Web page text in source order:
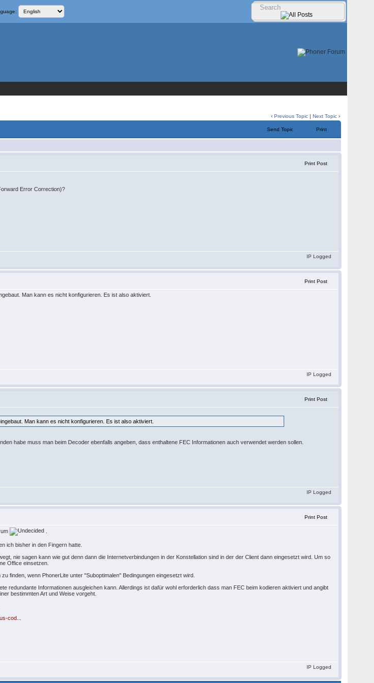
‹Previous Topic |Next Topic ›
Send Topic Print
Print Post
Error Correction)?
IP Logged
Print Post
Man kann es nicht konfigurieren. Es ist also aktiviert.
IP Logged
Print Post
Man kann es nicht konfigurieren. Es ist also aktiviert.
habe muss man beim Decoder ebenfalls angeben, dass enthaltene FEC Informationen auch verwendet werden sollen.
IP Logged
Print Post
ich bisher in den Fingern hatte.
nie sagen kann wie gut denn dann die Internetverbindungen in der Konstellation sind in der der Client dann eingesetzt wird. Um so
Office einsetzen.
finden, wenn PhonerLite unter "Suboptimalen" Bedingungen eingesetzt wird.
redundante Informationen ausgleichen kann. Allerdings ist dafür wohl erforderlich dass man FEC beim kodieren aktiviert und angibt
bestimmten Art und Weise vorgeht.
cod...
IP Logged